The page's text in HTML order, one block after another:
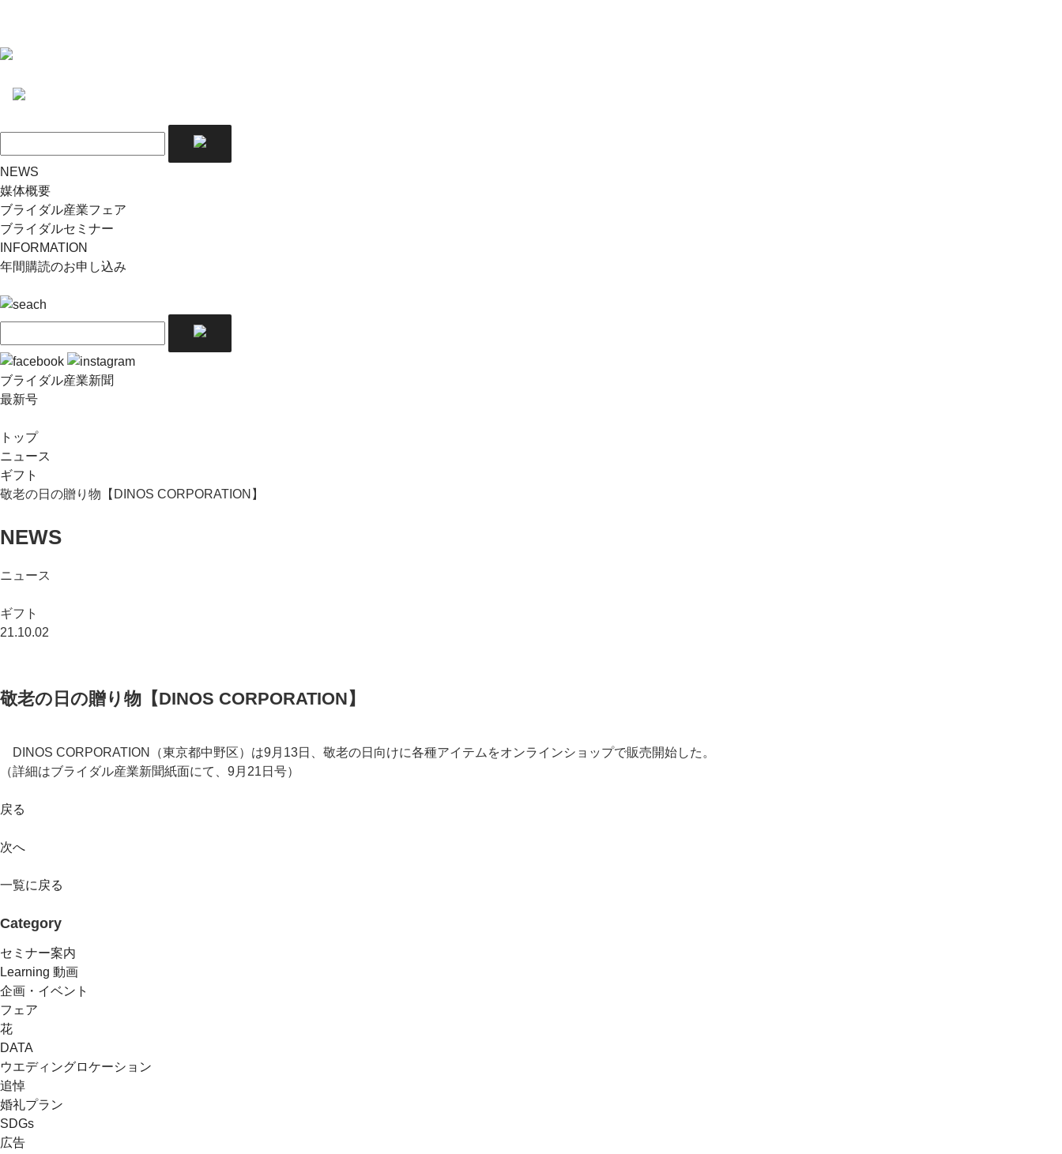
NEWS
媒体概要
ブライダル産業フェア
ブライダルセミナー
INFORMATION
年間購読のお申し込み
ブライダル産業新聞
最新号
トップ
ニュース
ギフト
敬老の日の贈り物【DINOS CORPORATION】
NEWS
ニュース
ギフト
21.10.02
敬老の日の贈り物【DINOS CORPORATION】
DINOS CORPORATION（東京都中野区）は9月13日、敬老の日向けに各種アイテムをオンラインショップで販売開始した。
（詳細はブライダル産業新聞紙面にて、9月21日号）
戻る
次へ
一覧に戻る
Category
セミナー案内
Learning 動画
企画・イベント
フェア
花
DATA
ウエディングロケーション
追悼
婚礼プラン
SDGs
広告